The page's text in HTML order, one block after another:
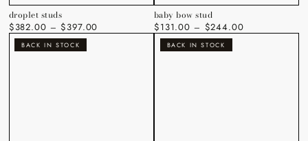
droplet studs
Regulärer
Preis
$382.00 $397.00
baby bow stud
Regulärer
Preis
$131.00 $244.00
BACK IN STOCK BACK IN STOCK